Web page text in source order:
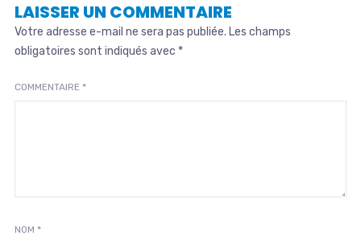
LAISSER UN COMMENTAIRE
Votre adresse e-mail ne sera pas publiée. Les champs
obligatoires sont indiqués avec *
COMMENTAIRE *
NOM *